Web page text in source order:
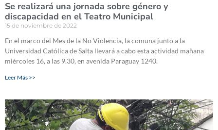
Se realizará una jornada sobre género y
discapacidad en el Teatro Municipal
15 de noviembre de 2022
En el marco del Mes de la No Violencia, la comuna junto a la
Universidad Católica de Salta llevará a cabo esta actividad mañana
miércoles 16, a las 9.30, en avenida Paraguay 1240.
Leer Más >>